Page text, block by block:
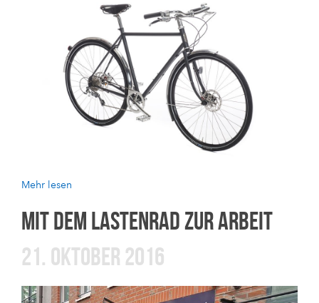
Mehr lesen
MIT DEM LASTENRAD ZUR ARBEIT
21. OKTOBER 2016